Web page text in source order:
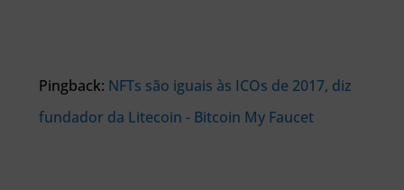
Pingback: NFTs são iguais às ICOs de 2017, diz
fundador da Litecoin - Bitcoin My Faucet